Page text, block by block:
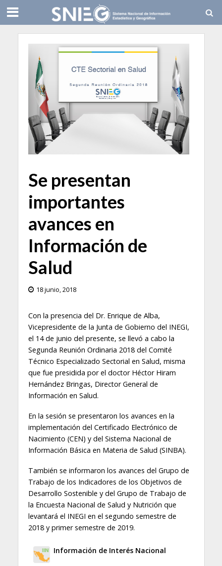
Se presentan
importantes
avances en
Información de
Salud
18 junio, 2018
Con la presencia del Dr. Enrique de Alba,
Vicepresidente de la Junta de Gobierno del INEGI,
el 14 de junio del presente, se llevó a cabo la
Segunda Reunión Ordinaria 2018 del Comité
Técnico Especializado Sectorial en Salud, misma
que fue presidida por el doctor Héctor Hiram
Hernández Bringas, Director General de
Información en Salud.
En la sesión se presentaron los avances en la
implementación del Certificado Electrónico de
Nacimiento (CEN) y del Sistema Nacional de
Información Básica en Materia de Salud (SINBA).
También se informaron los avances del Grupo de
Trabajo de los Indicadores de los Objetivos de
Desarrollo Sostenible y del Grupo de Trabajo de
la Encuesta Nacional de Salud y Nutrición que
levantará el INEGI en el segundo semestre de
2018 y primer semestre de 2019.
Información de Interés Nacional